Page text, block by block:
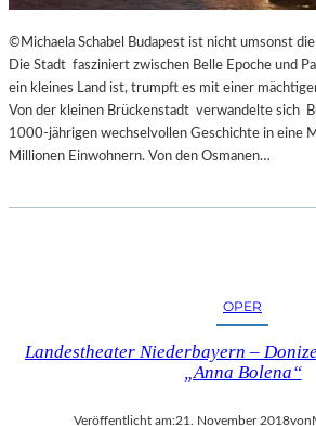
R
T
Z
U
E
R
A
©Michaela Schabel Budapest ist nicht umsonst
Die Stadt fasziniert zwischen Belle Epoche und
ein kleines Land ist, trumpft es mit einer
Von der kleinen Brückenstadt verwandelte sich
1000-jährigen wechselvollen Geschichte in eine
Millionen Einwohnern. Von den Osmanen…
OPER
Landestheater Niederbayern –
„Anna Bolena“
Veröffentlicht am:21. November 2018von